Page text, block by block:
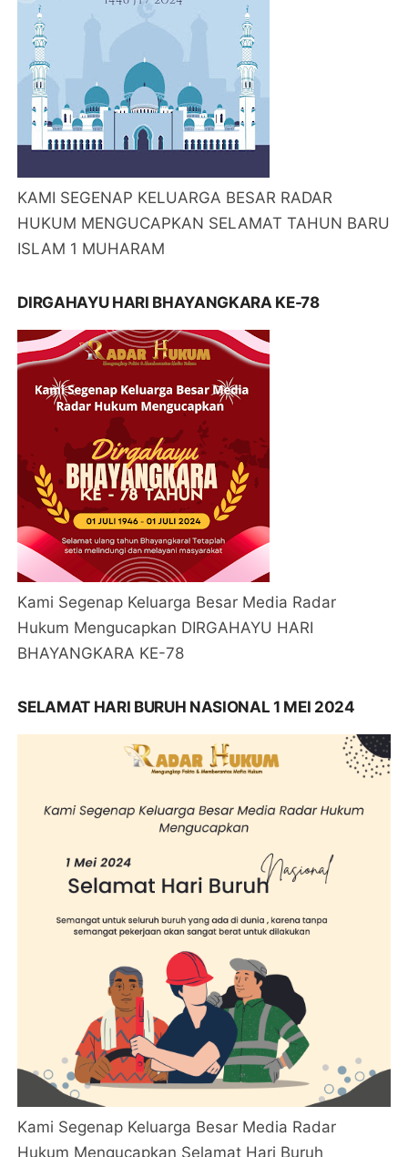
KAMI SEGENAP KELUARGA BESAR RADAR
HUKUM MENGUCAPKAN SELAMAT TAHUN BARU
ISLAM 1 MUHARAM
DIRGAHAYU HARI BHAYANGKARA KE-78
Kami Segenap Keluarga Besar Media Radar
Hukum Mengucapkan DIRGAHAYU HARI
BHAYANGKARA KE-78
SELAMAT HARI BURUH NASIONAL 1 MEI 2024
Kami Segenap Keluarga Besar Media Radar
Hukum Mengucapkan Selamat Hari Buruh